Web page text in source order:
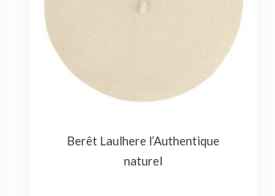
Berêt Laulhere l’Authentique
naturel